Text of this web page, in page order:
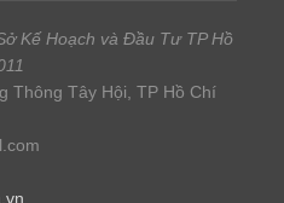
Kế Hoạch và Đầu Tư TP Hồ
Thông Tây Hội, TP Hồ Chí